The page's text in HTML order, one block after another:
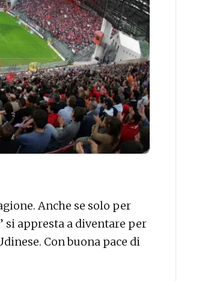
Anche se solo per
si appresta a diventare per
Con buona pace di